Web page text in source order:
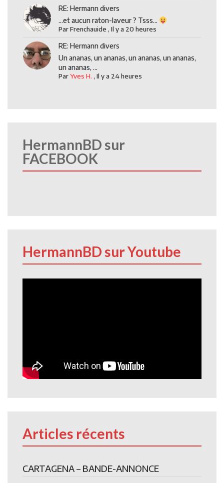
RE: Hermann divers
...et aucun raton-laveur ? Tsss...
ParFrenchauide ,Il y a 20 heures
RE: Hermann divers
Un ananas, un ananas, un ananas, un ananas,
un ananas, ...
ParYves H. ,Il y a 24 heures
HermannBD sur
FACEBOOK
HermannBD sur Youtube
Articles récents
CARTAGENA – BANDE-ANNONCE